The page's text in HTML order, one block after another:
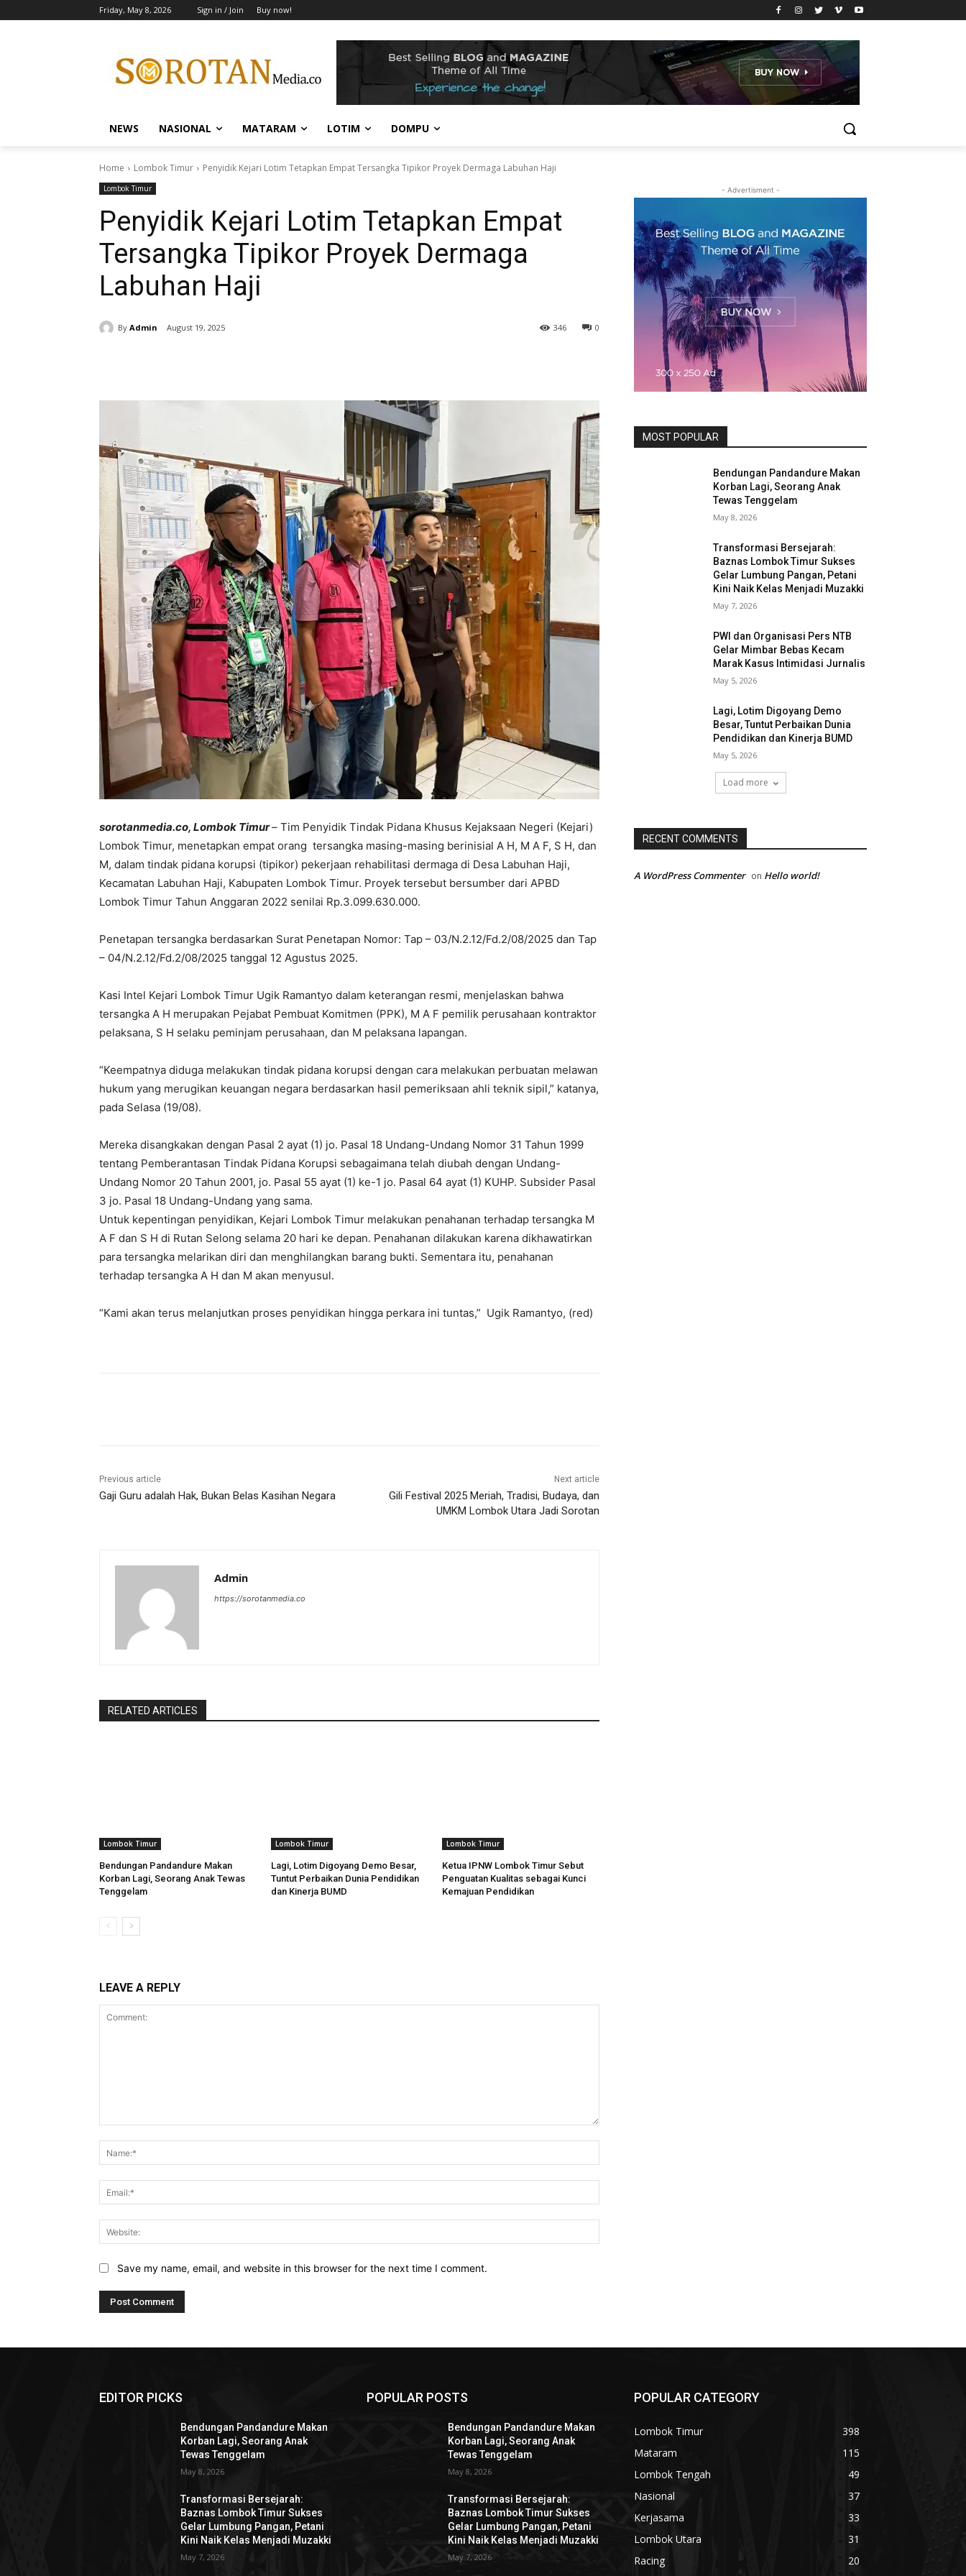
Friday, May 8, 2026 Sign in / Join Buy now!
NEWS NASIONAL MATARAM LOTIM DOMPU
Home Lombok Timur Penyidik Kejari Lotim Tetapkan Empat Tersangka Tipikor Proyek Dermaga Labuhan Haji
Lombok Timur
Penyidik Kejari Lotim Tetapkan Empat
Tersangka Tipikor Proyek Dermaga
Labuhan Haji
By Admin August 19, 2025 0
346
sorotanmedia.co, Lombok Timur– Tim Penyidik Tindak Pidana Khusus Kejaksaan Negeri (Kejari)
Lombok Timur, menetapkan empat orang tersangka masing-masing berinisial A H, M A F, S H, dan
M, dalam tindak pidana korupsi (tipikor) pekerjaan rehabilitasi dermaga di Desa Labuhan Haji,
Kecamatan Labuhan Haji, Kabupaten Lombok Timur. Proyek tersebut bersumber dari APBD
Lombok Timur Tahun Anggaran 2022 senilai Rp.3.099.630.000.
Penetapan tersangka berdasarkan Surat Penetapan Nomor: Tap – 03/N.2.12/Fd.2/08/2025 dan Tap
– 04/N.2.12/Fd.2/08/2025 tanggal 12 Agustus 2025.
Kasi Intel Kejari Lombok Timur Ugik Ramantyo dalam keterangan resmi, menjelaskan bahwa
tersangka A H merupakan Pejabat Pembuat Komitmen (PPK), M A F pemilik perusahaan kontraktor
pelaksana, S H selaku peminjam perusahaan, dan M pelaksana lapangan.
“Keempatnya diduga melakukan tindak pidana korupsi dengan cara melakukan perbuatan melawan
hukum yang merugikan keuangan negara berdasarkan hasil pemeriksaan ahli teknik sipil,” katanya,
pada Selasa (19/08).
Mereka disangkakan dengan Pasal 2 ayat (1) jo. Pasal 18 Undang-Undang Nomor 31 Tahun 1999
tentang Pemberantasan Tindak Pidana Korupsi sebagaimana telah diubah dengan Undang-
Undang Nomor 20 Tahun 2001, jo. Pasal 55 ayat (1) ke-1 jo. Pasal 64 ayat (1) KUHP. Subsider Pasal
3 jo. Pasal 18 Undang-Undang yang sama.
Untuk kepentingan penyidikan, Kejari Lombok Timur melakukan penahanan terhadap tersangka M
A F dan S H di Rutan Selong selama 20 hari ke depan. Penahanan dilakukan karena dikhawatirkan
para tersangka melarikan diri dan menghilangkan barang bukti. Sementara itu, penahanan
terhadap tersangka A H dan M akan menyusul.
“Kami akan terus melanjutkan proses penyidikan hingga perkara ini tuntas,” Ugik Ramantyo, (red)
Previous article
Gaji Guru adalah Hak, Bukan Belas Kasihan Negara
Next article
Gili Festival 2025 Meriah, Tradisi, Budaya, dan
UMKM Lombok Utara Jadi Sorotan
Admin
https://sorotanmedia.co
RELATED ARTICLES
Lombok Timur
Bendungan Pandandure Makan
Korban Lagi, Seorang Anak Tewas
Tenggelam
Lombok Timur
Lagi, Lotim Digoyang Demo Besar,
Tuntut Perbaikan Dunia Pendidikan
dan Kinerja BUMD
Lombok Timur
Ketua IPNW Lombok Timur Sebut
Penguatan Kualitas sebagai Kunci
Kemajuan Pendidikan
LEAVE A REPLY
Save my name, email, and website in this browser for the next time I comment.
- Advertisment -
MOST POPULAR
Bendungan Pandandure Makan
Korban Lagi, Seorang Anak
Tewas Tenggelam
May 8, 2026
Transformasi Bersejarah:
Baznas Lombok Timur Sukses
Gelar Lumbung Pangan, Petani
Kini Naik Kelas Menjadi Muzakki
May 7, 2026
PWI dan Organisasi Pers NTB
Gelar Mimbar Bebas Kecam
Marak Kasus Intimidasi Jurnalis
May 5, 2026
Lagi, Lotim Digoyang Demo
Besar, Tuntut Perbaikan Dunia
Pendidikan dan Kinerja BUMD
May 5, 2026
Load more
RECENT COMMENTS
A WordPress Commenter on Hello world!
EDITOR PICKS
Bendungan Pandandure Makan
Korban Lagi, Seorang Anak
Tewas Tenggelam
May 8, 2026
Transformasi Bersejarah:
Baznas Lombok Timur Sukses
Gelar Lumbung Pangan, Petani
Kini Naik Kelas Menjadi Muzakki
May 7, 2026
POPULAR POSTS
Bendungan Pandandure Makan
Korban Lagi, Seorang Anak
Tewas Tenggelam
May 8, 2026
Transformasi Bersejarah:
Baznas Lombok Timur Sukses
Gelar Lumbung Pangan, Petani
Kini Naik Kelas Menjadi Muzakki
May 7, 2026
POPULAR CATEGORY
Lombok Timur
398
Mataram
115
Lombok Tengah
49
Nasional
37
Kerjasama
33
Lombok Utara
31
Racing
20